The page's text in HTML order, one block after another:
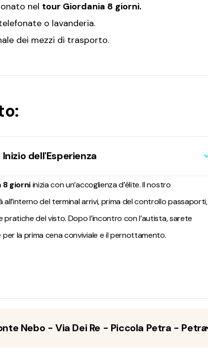
nel tour Giordania 8 giorni.
o lavanderia.
dei mezzi di trasporto.
dell'Esperienza
8 giorniinizia con un’accoglienza d’élite. Il nostro
del terminal arrivi, prima del controllo passaporti,
del visto. Dopo l’incontro con l’autista, sarete
la prima cena conviviale e il pernottamento.
Nebo - Via Dei Re - Piccola Petra - Petra